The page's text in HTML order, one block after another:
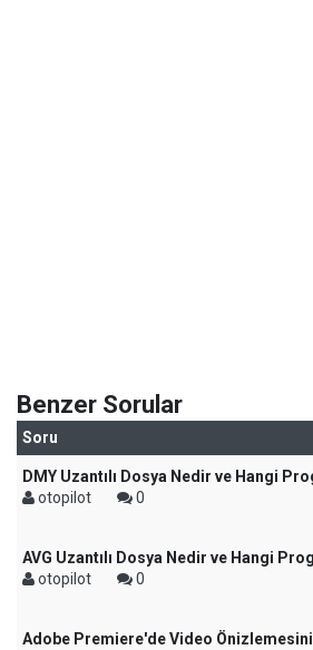
Benzer Sorular
Soru
DMY Uzantılı Dosya Nedir ve Hangi
otopilot
0
AVG Uzantılı Dosya Nedir ve Hangi
otopilot
0
Adobe Premiere'de Video Önizlemesini